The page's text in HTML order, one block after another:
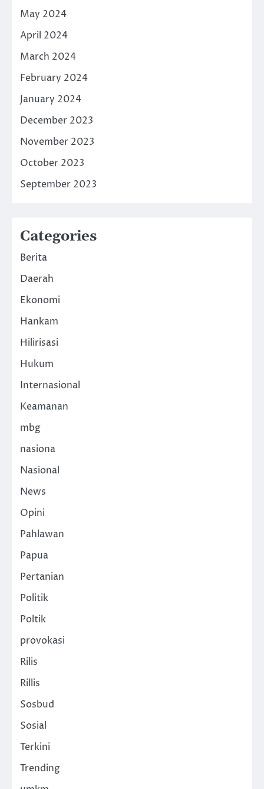
May 2024
April 2024
March 2024
February 2024
January 2024
December 2023
November 2023
October 2023
September 2023
Categories
Berita
Daerah
Ekonomi
Hankam
Hilirisasi
Hukum
Internasional
Keamanan
mbg
nasiona
Nasional
News
Opini
Pahlawan
Papua
Pertanian
Politik
Poltik
provokasi
Rilis
Rillis
Sosbud
Sosial
Terkini
Trending